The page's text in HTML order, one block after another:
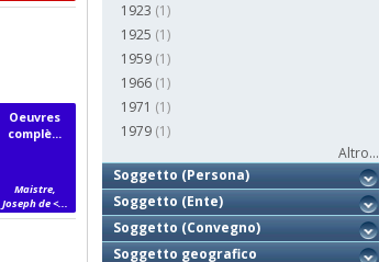
Oeuvres
complè...
Maistre,
Joseph de <...
1923 (1)
1925 (1)
1959 (1)
1966 (1)
1971 (1)
1979 (1)
Altro...
Soggetto (Persona)
Soggetto (Ente)
Soggetto (Convegno)
Soggetto geografico